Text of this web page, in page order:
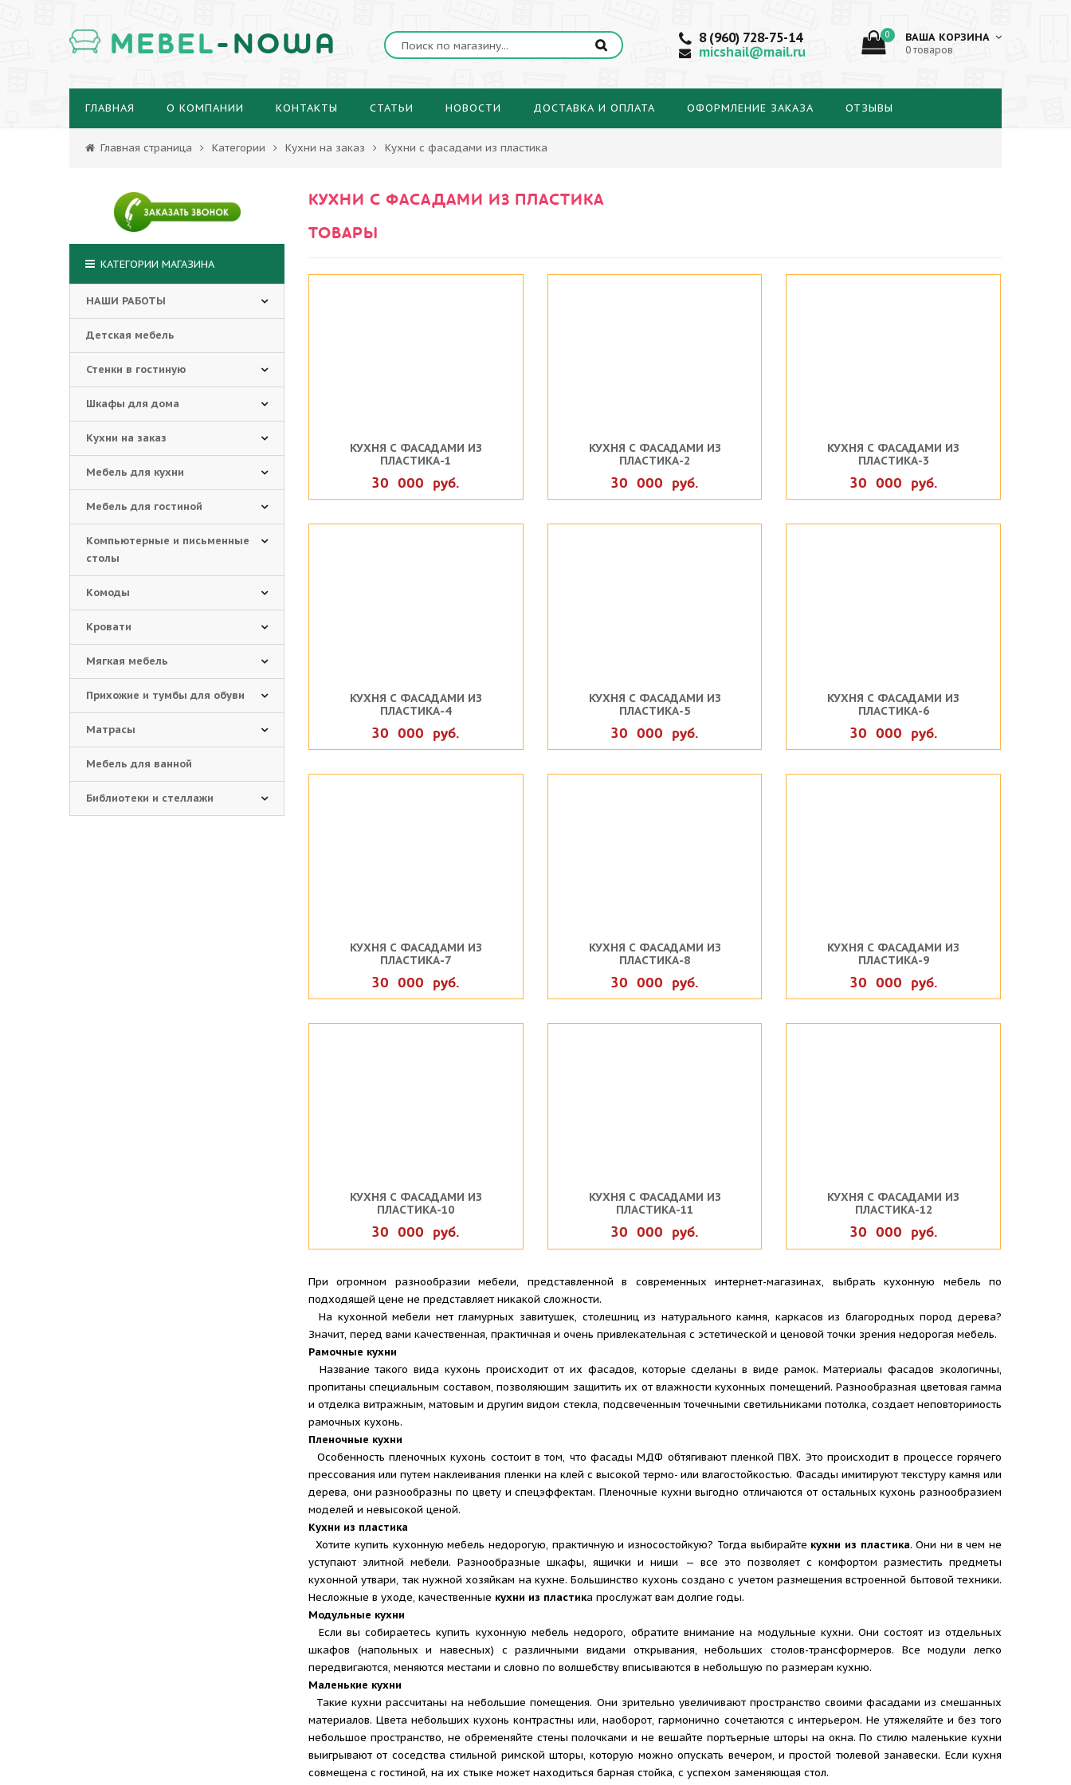
MEBEL-NOWA
8 (960) 728-75-14
micshail@mail.ru
0 ВАША КОРЗИНА
0 товаров
ГЛАВНАЯ О КОМПАНИИ КОНТАКТЫ СТАТЬИ НОВОСТИ ДОСТАВКА И ОПЛАТА ОФОРМЛЕНИЕ ЗАКАЗА ОТЗЫВЫ
Главная страница Категории Кухни на заказ Кухни с фасадами из пластика
КУХНИ С ФАСАДАМИ ИЗ ПЛАСТИКА
ТОВАРЫ
КУХНЯ С ФАСАДАМИ ИЗ
ПЛАСТИКА-1
30 000 руб.
КУХНЯ С ФАСАДАМИ ИЗ
ПЛАСТИКА-2
30 000 руб.
КУХНЯ С ФАСАДАМИ ИЗ
ПЛАСТИКА-3
30 000 руб.
КУХНЯ С ФАСАДАМИ ИЗ
ПЛАСТИКА-4
30 000 руб.
КУХНЯ С ФАСАДАМИ ИЗ
ПЛАСТИКА-5
30 000 руб.
КУХНЯ С ФАСАДАМИ ИЗ
ПЛАСТИКА-6
30 000 руб.
КУХНЯ С ФАСАДАМИ ИЗ
ПЛАСТИКА-7
30 000 руб.
КУХНЯ С ФАСАДАМИ ИЗ
ПЛАСТИКА-8
30 000 руб.
КУХНЯ С ФАСАДАМИ ИЗ
ПЛАСТИКА-9
30 000 руб.
КУХНЯ С ФАСАДАМИ ИЗ
ПЛАСТИКА-10
30 000 руб.
КУХНЯ С ФАСАДАМИ ИЗ
ПЛАСТИКА-11
30 000 руб.
КУХНЯ С ФАСАДАМИ ИЗ
ПЛАСТИКА-12
30 000 руб.
При огромном разнообразии мебели, представленной в современных интернет-магазинах, выбрать кухонную мебель по
подходящей цене не представляет никакой сложности.
На кухонной мебели нет гламурных завитушек, столешниц из натурального камня, каркасов из благородных пород дерева?
Значит, перед вами качественная, практичная и очень привлекательная с эстетической и ценовой точки зрения недорогая мебель.
Рамочные кухни
Название такого вида кухонь происходит от их фасадов, которые сделаны в виде рамок. Материалы фасадов экологичны,
пропитаны специальным составом, позволяющим защитить их от влажности кухонных помещений. Разнообразная цветовая гамма
и отделка витражным, матовым и другим видом стекла, подсвеченным точечными светильниками потолка, создает неповторимость
рамочных кухонь.
Пленочные кухни
Особенность пленочных кухонь состоит в том, что фасады МДФ обтягивают пленкой ПВХ. Это происходит в процессе горячего
прессования или путем наклеивания пленки на клей с высокой термо- или влагостойкостью. Фасады имитируют текстуру камня или
дерева, они разнообразны по цвету и спецэффектам. Пленочные кухни выгодно отличаются от остальных кухонь разнообразием
моделей и невысокой ценой.
Кухни из пластика
Хотите купить кухонную мебель недорогую, практичную и износостойкую? Тогда выбирайте кухни из пластика. Они ни в чем не
уступают элитной мебели. Разнообразные шкафы, ящички и ниши — все это позволяет с комфортом разместить предметы
кухонной утвари, так нужной хозяйкам на кухне. Большинство кухонь создано с учетом размещения встроенной бытовой техники.
Несложные в уходе, качественные кухни из пластика прослужат вам долгие годы.
Модульные кухни
Если вы собираетесь купить кухонную мебель недорого, обратите внимание на модульные кухни. Они состоят из отдельных
шкафов (напольных и навесных) с различными видами открывания, небольших столов-трансформеров. Все модули легко
передвигаются, меняются местами и словно по волшебству вписываются в небольшую по размерам кухню.
Маленькие кухни
Такие кухни рассчитаны на небольшие помещения. Они зрительно увеличивают пространство своими фасадами из смешанных
материалов. Цвета небольших кухонь контрастны или, наоборот, гармонично сочетаются с интерьером. Не утяжеляйте и без того
небольшое пространство, не обременяйте стены полочками и не вешайте портьерные шторы на окна. По стилю маленькие кухни
выигрывают от соседства стильной римской шторы, которую можно опускать вечером, и простой тюлевой занавески. Если кухня
совмещена с гостиной, на их стыке может находиться барная стойка, с успехом заменяющая стол.
КАТЕГОРИИ МАГАЗИНА
НАШИ РАБОТЫ
Детская мебель
Стенки в гостиную
Шкафы для дома
Кухни на заказ
Мебель для кухни
Мебель для гостиной
Компьютерные и письменные
столы
Комоды
Кровати
Мягкая мебель
Прихожие и тумбы для обуви
Матрасы
Мебель для ванной
Библиотеки и стеллажи